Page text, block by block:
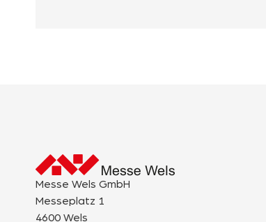
Messe Wels GmbH
Messeplatz 1
4600 Wels